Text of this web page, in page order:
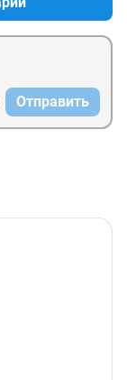
Отправить